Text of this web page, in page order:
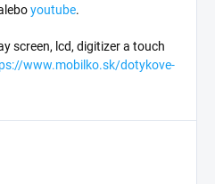
youtube.
screen, lcd, digitizer a touch
www.mobilko.sk/dotykove-